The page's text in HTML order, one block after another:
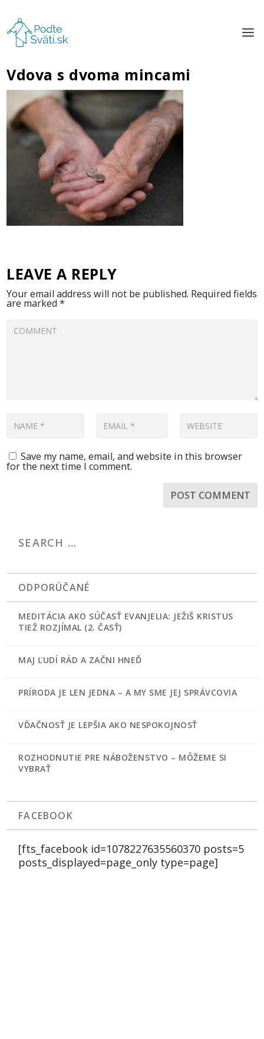
Vdova s dvoma mincami
LEAVE A REPLY
Your email address will not be published. Required fields
are marked*
Save my name, email, and website in this browser
for the next time I comment.
ODPORÚČANÉ
MEDITÁCIA AKO SÚČASŤ EVANJELIA: JEŽIŠ KRISTUS
TIEŽ ROZJÍMAL (2. ČASŤ)
MAJ ĽUDÍ RÁD A ZAČNI HNEĎ
PRÍRODA JE LEN JEDNA – A MY SME JEJ SPRÁVCOVIA
VĎAČNOSŤ JE LEPŠIA AKO NESPOKOJNOSŤ
ROZHODNUTIE PRE NÁBOŽENSTVO – MÔŽEME SI
VYBRAŤ
FACEBOOK
[fts_facebook id=1078227635560370 posts=5
posts_displayed=page_only type=page]